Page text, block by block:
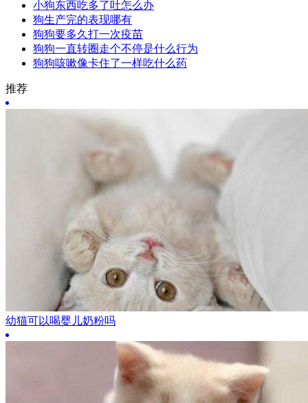
小狗东西吃多了吐怎么办
狗生产完的表现哪有
狗狗要多久打一次疫苗
狗狗一直转圈走个不停是什么行为
狗狗咳嗽像卡住了一样吃什么药
推荐
幼猫可以喝婴儿奶粉吗